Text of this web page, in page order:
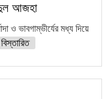
আজহা
ও ভাবগাম্ভীর্যের মধ্য দিয়ে
বিস্তারিত